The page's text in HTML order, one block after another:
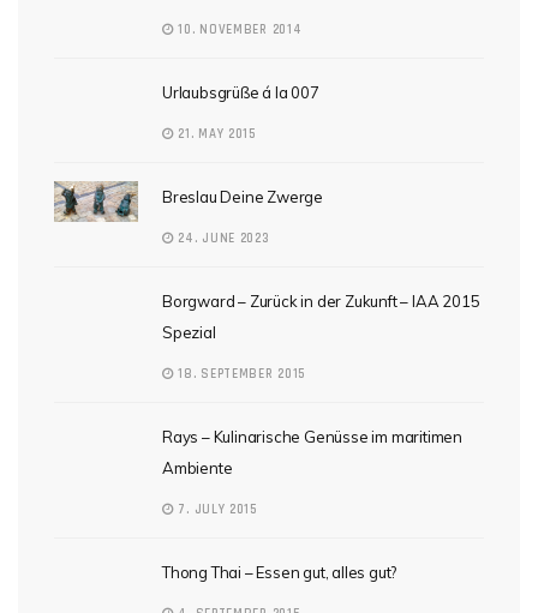
10. NOVEMBER 2014
Urlaubsgrüße á la 007
21. MAY 2015
Breslau Deine Zwerge
24. JUNE 2023
Borgward – Zurück in der Zukunft – IAA 2015
Spezial
18. SEPTEMBER 2015
Rays – Kulinarische Genüsse im maritimen
Ambiente
7. JULY 2015
Thong Thai – Essen gut, alles gut?